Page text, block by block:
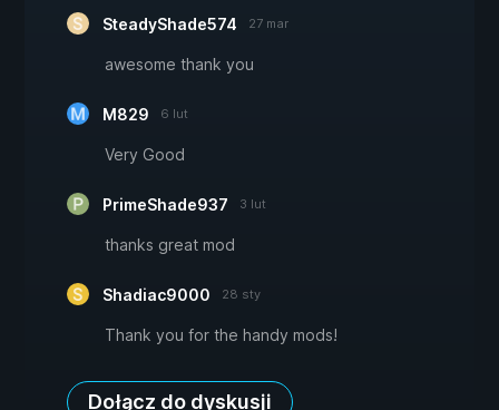
SteadyShade574 27 mar
awesome thank you
M829 6 lut
Very Good
PrimeShade937 3 lut
thanks great mod
Shadiac9000 28 sty
Thank you for the handy mods!
Dołącz do dyskusji